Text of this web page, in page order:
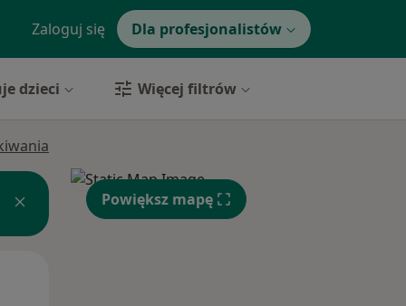
Zaloguj się Dla profesjonalistów
dzieci Więcej filtrów
Powiększ mapę